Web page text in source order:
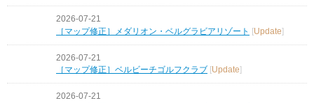
2026-07-21
［マップ修正］メダリオン・ベルグラビアリゾート
[Update]
2026-07-21
［マップ修正］ベルビーチゴルフクラブ [Update]
2026-07-21